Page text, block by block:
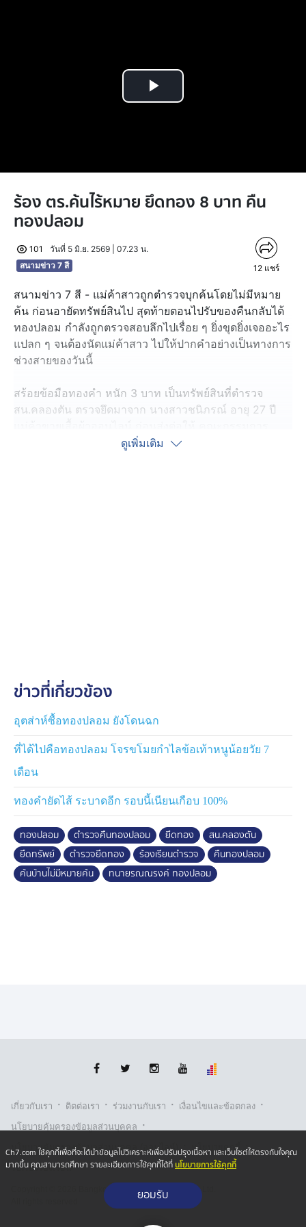
Play
ร้อง ตร.ค้นไร้หมาย ยึดทอง 8 บาท คืน
ทองปลอม
101
วันที่ 5 มิ.ย. 2569 | 07.23 น.
สนามข่าว 7 สี
12 แชร์
สนามข่าว 7 สี - แม่ค้าสาวถูกตำรวจบุกค้นโดยไม่มีหมาย
ค้น ก่อนอายัดทรัพย์สินไป สุดท้ายตอนไปรับของคืนกลับได้
ทองปลอม กำลังถูกตรวจสอบลึกไปเรื่อย ๆ ยิ่งขุดยิ่งเจออะไร
แปลก ๆ จนต้องนัดแม่ค้าสาว ไปให้ปากคำอย่างเป็นทางการ
ช่วงสายของวันนี้
สร้อยข้อมือทองคำ หนัก 3 บาท เป็นทรัพย์สินที่ตำรวจ
สน.คลองตัน ตรวจยึดมาจาก นางสาวชนิภรณ์ อายุ 27 ปี
ป้องกันและปราบปรามยาเสพติด หรือ ป.ป.ส. ตามขั้นตอน
หลักฐาน
คดีก็ผ่านไปเรื่อย ๆ จนเมื่อวันที่ 9 กุมภาพันธ์ที่ผ่านมา เธอได้
รับหนังสือจากเจ้าหน้าที่ ป.ป.ส. ให้ไปรับไอแพด และทองคืน
3 บาทคืน ผลปรากฎกลายเป็นทองปลอม เธอยืนยันได้ว่า
ทองที่ตำรวจยึดไป มีที่มาที่ไป สามารถตรวจสอบได้ และเป็น
ทองจริง
สรุปทรัพย์สินที่ถูกอายัดไป จากปากคำของผู้เสียหาย เธอ
บอกว่า ในวันที่เข้าตรวจค้น ทรัพย์สินที่ถูกอายัดไปมี สร้อย
คอทองคำ 5 บาท , สร้อยข้อมือ 3 บาท , เงินสด 60,000
บาท , นาฬิกาข้อมือยี่ห้อ Tag Heuer อันนี้คือเฉพาะที่ยังไม่
คืน
คณะกรรมการตรวจสอบข้อเท็จจริง เพื่อหาคำตอบว่าความ
ต้อง หรือมีปัญหากันแน่
อีกข้อมูลที่น่าตกใจ ทนายรณณรงค์ บอกว่า คดีนี้มีผู้
เกี่ยวข้อง ร่วม ๆ 20 คน ทั้งตำรวจ และพลเรือน ดูเผิน ๆ
เหมือนเป็นขบวนการ
อย่างไรก็ตาม 10.00 น.วันนี้ ผู้เสียหายจะเข้าให้ปากคำเพิ่ม
ดูเพิ่มเติม
ข่าวที่เกี่ยวข้อง
อุตส่าห์ซื้อทองปลอม ยังโดนฉก
ที่ได้ไปคือทองปลอม โจรขโมยกำไลข้อเท้าหนูน้อยวัย 7
เดือน
ทองคำยัดไส้ ระบาดอีก รอบนี้เนียนเกือบ 100%
ทองปลอม ตำรวจคืนทองปลอม ยึดทอง
สน.คลองตัน
ยึดทรัพย์
ตำรวจยึดทอง ร้องเรียนตำรวจ
คืนทองปลอม
ค้นบ้านไม่มีหมายค้น
ทนายรณณรงค์ ทองปลอม
เกี่ยวกับเรา · ติตต่อเรา · ร่วมงานกับเรา · เงื่อนไขและข้อตกลง ·
นโยบายคุ้มครองข้อมูลส่วนบุคคล ·
นโยบายคุ้มครองข้อมูลส่วนบุคคล (ออนไลน์) · นโยบายคุกกี้ ·
รับเรื่องร้องเรียน
Copyright © 2026 Bangkok Broadcasting & T.V. Co.,Ltd.
Ch7.com ใช้คุกกี้เพื่อที่จะได้นำข้อมูลไปวิเคราะห์เพื่อปรับปรุงเนื้อหา และเว็บไซต์ให้ตรงกับใจคุณ
มากขึ้น คุณสามารถศึกษา รายละเอียดการใช้คุกกี้ได้ที่นโยบายการใช้คุกกี้
ยอมรับ